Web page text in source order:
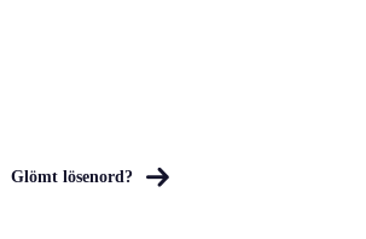
Glömt lösenord?